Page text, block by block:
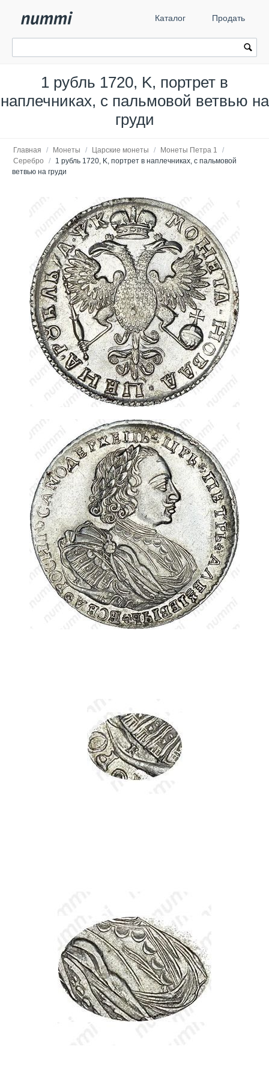
Каталог Продать
1 рубль 1720, K, портрет в
наплечниках, с пальмовой ветвью на
груди
Главная / Монеты / Царские монеты / Монеты Петра 1
/
Серебро
/
1 рубль 1720, K, портрет в наплечниках, с пальмовой
ветвью на груди